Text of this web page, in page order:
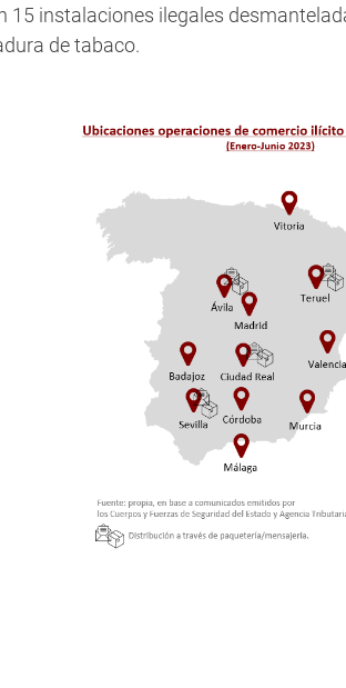
instalaciones ilegales
de tabaco.